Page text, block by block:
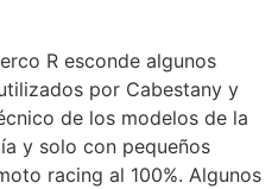
R esconde algunos
por Cabestany y
de los modelos de la
y solo con pequeños
racing al 100%. Algunos